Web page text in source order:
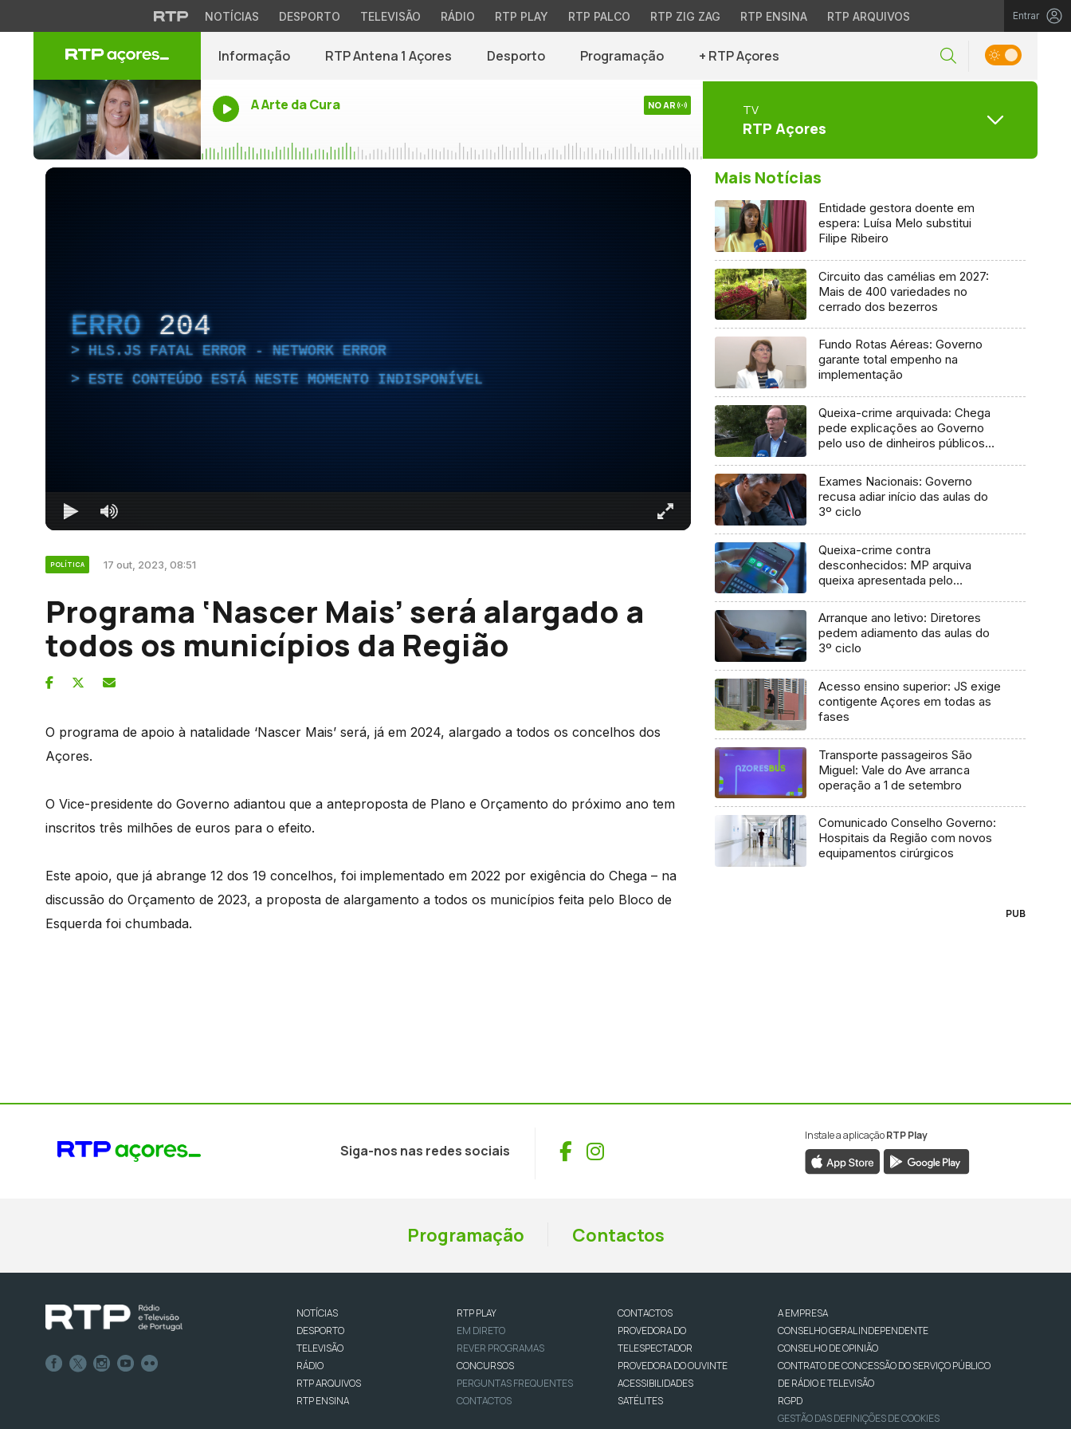
NOTÍCIAS DESPORTO TELEVISÃO RÁDIO RTP PLAY RTP PALCO RTP ZIG ZAG RTP ENSINA RTP ARQUIVOS Entrar
Informação RTP Antena 1 Açores Desporto Programação + RTP Açores
A Arte da Cura NO AR TV
RTP Açores
ERRO 204
HLS.JS FATAL ERROR - NETWORK ERROR
ESTE CONTEÚDO ESTÁ NESTE MOMENTO INDISPONÍVEL
POLÍTICA 17 out, 2023, 08:51
Programa ‘Nascer Mais’ será alargado a
todos os municípios da Região
O programa de apoio à natalidade ‘Nascer Mais’ será, já em 2024, alargado a todos os concelhos dos
Açores.
O Vice-presidente do Governo adiantou que a anteproposta de Plano e Orçamento do próximo ano tem
inscritos três milhões de euros para o efeito.
Este apoio, que já abrange 12 dos 19 concelhos, foi implementado em 2022 por exigência do Chega – na
discussão do Orçamento de 2023, a proposta de alargamento a todos os municípios feita pelo Bloco de
Esquerda foi chumbada.
Mais Notícias
Entidade gestora doente em
espera: Luísa Melo substitui
Filipe Ribeiro
Circuito das camélias em 2027:
Mais de 400 variedades no
cerrado dos bezerros
Fundo Rotas Aéreas: Governo
garante total empenho na
implementação
Queixa-crime arquivada: Chega
pede explicações ao Governo
pelo uso de dinheiros públicos
Exames Nacionais: Governo
recusa adiar início das aulas do
3º ciclo
Queixa-crime contra
desconhecidos: MP arquiva
queixa apresentada pelo
Arranque ano letivo: Diretores
pedem adiamento das aulas do
3º ciclo
Acesso ensino superior: JS exige
contigente Açores em todas as
fases
Transporte passageiros São
Miguel: Vale do Ave arranca
operação a 1 de setembro
Comunicado Conselho Governo:
Hospitais da Região com novos
equipamentos cirúrgicos
PUB
Siga-nos nas redes sociais Facebook
Instagram
Instale a aplicaçãoRTP Play
Programação Contactos
NOTÍCIAS
DESPORTO
TELEVISÃO
RÁDIO
RTP ARQUIVOS
RTP ENSINA
RTP PLAY
EM DIRETO
REVER PROGRAMAS
CONCURSOS
PERGUNTAS FREQUENTES
CONTACTOS
CONTACTOS
PROVEDORA DO
TELESPECTADOR
PROVEDORA DO OUVINTE
ACESSIBILIDADES
SATÉLITES
A EMPRESA
CONSELHO GERAL INDEPENDENTE
CONSELHO DE OPINIÃO
CONTRATO DE CONCESSÃO DO SERVIÇO PÚBLICO
DE RÁDIO E TELEVISÃO
RGPD
GESTÃO DAS DEFINIÇÕES DE COOKIES